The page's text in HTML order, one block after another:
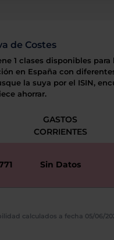
de Costes
1 clases disponibles para
en España con
la suya por el ISIN,
ahorrar.
GASTOS
CORRIENTES
Sin Datos
calculados a fecha 05/06/